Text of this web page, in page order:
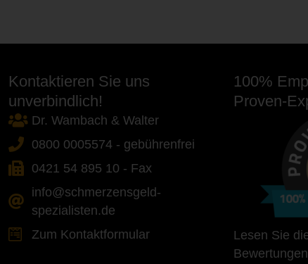
Kontaktieren Sie uns
unverbindlich!
Dr. Wambach & Walter
0800 0005574 - gebührenfrei
0421 54 895 10 - Fax
info@schmerzensgeld-
spezialisten.de
Zum Kontaktformular
100%
Proven-
Lesen Sie